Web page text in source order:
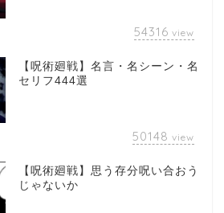
54316 view
【呪術廻戦】名言・名シーン・名
セリフ444選
50148 view
【呪術廻戦】思う存分呪い合おう
じゃないか